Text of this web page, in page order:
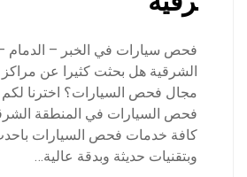
فحص سيارات في الخبر – الدمام
الشرقية هل بحثت كثيرا عن
مجال فحص السيارات؟ اخترنا
فحص السيارات في المنطقة
كافة خدمات فحص السيارات
وبتقنيات حديثة وبدقة عالية…